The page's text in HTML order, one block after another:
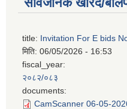
title: Invitation For E bids
मिति: 06/05/2026 - 16:53
fiscal_year:
२०८२/०८३
documents:
CamScanner 06-05-